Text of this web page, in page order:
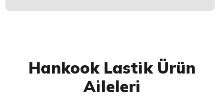
Hankook Lastik Ürün
Aileleri